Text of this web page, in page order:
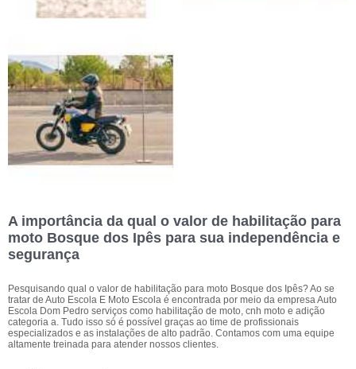
A importância da qual o valor de habilitação para
moto Bosque dos Ipês para sua independência e
segurança
Pesquisando qual o valor de habilitação para moto Bosque dos Ipês? Ao se
tratar de Auto Escola E Moto Escola é encontrada por meio da empresa Auto
Escola Dom Pedro serviços como habilitação de moto, cnh moto e adição
categoria a. Tudo isso só é possível graças ao time de profissionais
especializados e as instalações de alto padrão. Contamos com uma equipe
altamente treinada para atender nossos clientes.